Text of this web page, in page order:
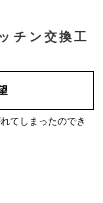
ン交換工
てしまったのでき